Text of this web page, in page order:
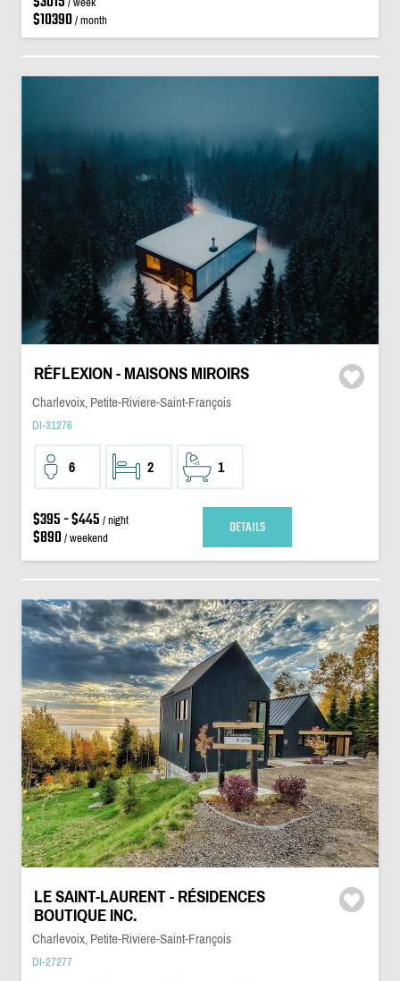
$10390/ month
RÉFLEXION - MAISONS MIROIRS
Charlevoix, Petite-Riviere-Saint-François
DI-31276
6 2 1
$395 - $445 / night
$890/ weekend DETAILS
LE SAINT-LAURENT - RÉSIDENCES
BOUTIQUE INC.
Charlevoix, Petite-Riviere-Saint-François
DI-27277